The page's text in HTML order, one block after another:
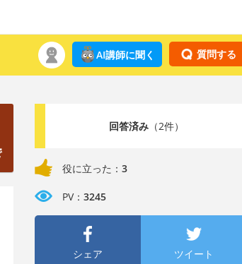
質問する
AI講師に聞く
回答済み（2件）
役に立った： 3
PV： 3245
シェア ツイート